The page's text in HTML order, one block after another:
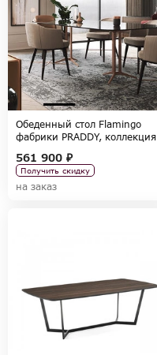
Обеденный стол Flamingo
фабрики PRADDY, коллекция
561 900 ₽
Получить скидку
на заказ